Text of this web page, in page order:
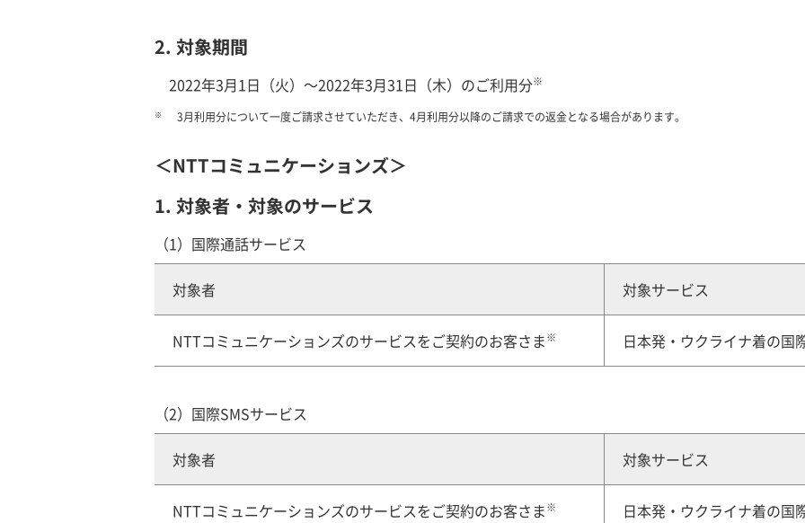
2. 対象期間
2022年3月1日（火）～2022年3月31日（木）のご利用分※
※ 3月利用分について一度ご請求させていただき、4月利用分以降のご請求での返金となる場合があります。
＜NTTコミュニケーションズ＞
1. 対象者・対象のサービス
（1）国際通話サービス
対象者 対象サービス
NTTコミュニケーションズのサービスをご契約のお客さま※ 日本発・ウクライナ着の国
（2）国際SMSサービス
対象者 対象サービス
NTTコミュニケーションズのサービスをご契約のお客さま※ 日本発・ウクライナ着の国